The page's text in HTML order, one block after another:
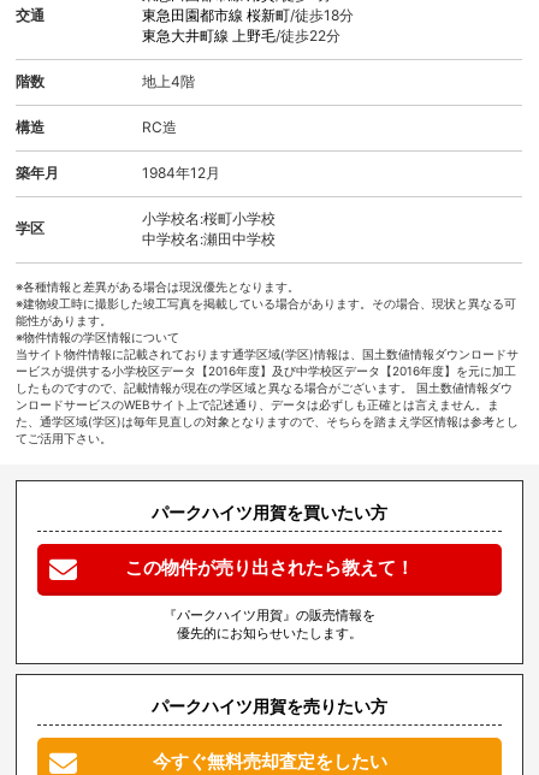
交通
東急田園都市線桜新町/徒歩18分
東急大井町線
上野毛/徒歩22分
階数 地上4階
構造 RC造
築年月 1984年12月
学区
小学校名:桜町小学校
中学校名:瀬田中学校
※各種情報と差異がある場合は現況優先となります。
※建物竣工時に撮影した竣工写真を掲載している場合があります。その場合、現状と異なる可
能性があります。
※物件情報の学区情報について
当サイト物件情報に記載されております通学区域(学区)情報は、国土数値情報ダウンロードサ
ービスが提供する小学校区データ【2016年度】及び中学校区データ【2016年度】を元に加工
したものですので、記載情報が現在の学区域と異なる場合がございます。 国土数値情報ダウ
ンロードサービスのWEBサイト上で記述通り、データは必ずしも正確とは言えません。ま
た、通学区域(学区)は毎年見直しの対象となりますので、そちらを踏まえ学区情報は参考とし
てご活用下さい。
パークハイツ用賀を買いたい方
この物件が売り出されたら教えて！
『パークハイツ用賀』の販売情報を
優先的にお知らせいたします。
パークハイツ用賀を売りたい方
今すぐ無料売却査定をしたい